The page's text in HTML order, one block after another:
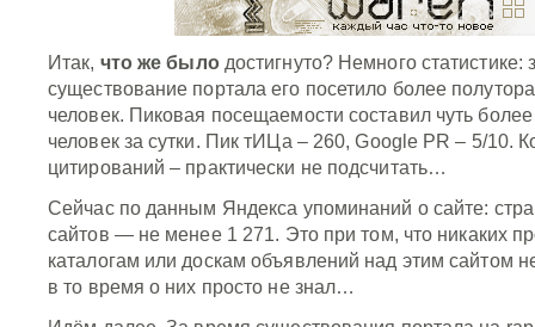
Итак, что же былодостигнуто? Немного статистике:
существование портала его посетило более
человек. Пиковая посещаемости составил чуть
человек за сутки. Пик тИЦа – 260, Google PR – 5/10.
цитирований – практически не подсчитать…
Сейчас по данным Яндекса упоминаний о сайте:
сайтов — не менее 1 271. Это при том, что никаких
каталогам или доскам объявлений над этим сайтом
в то время о них просто не знал…